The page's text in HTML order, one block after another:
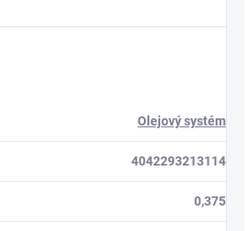
Olejový systém
4042293213114
0,375